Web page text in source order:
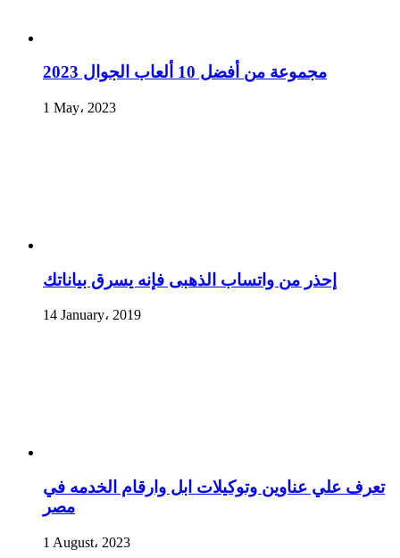
مجموعة من أفضل 10 ألعاب الجوال 2023
1 May، 2023
إحذر من واتساب الذهبى فإنه يسرق بياناتك
14 January، 2019
تعرف علي عناوين وتوكيلات ابل وارقام الخدمه في
مصر
1 August، 2023